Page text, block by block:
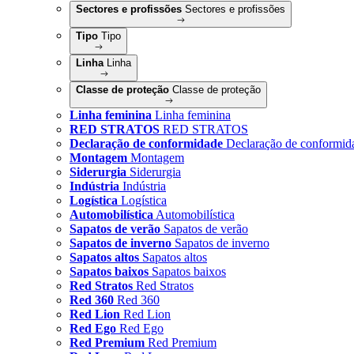
Sectores e profissões Sectores e profissões
Tipo Tipo
Linha Linha
Classe de proteção Classe de proteção
Linha feminina Linha feminina
RED STRATOS RED STRATOS
Declaração de conformidade Declaração de
Montagem Montagem
Siderurgia Siderurgia
Indústria Indústria
Logística Logística
Automobilística Automobilística
Sapatos de verão Sapatos de verão
Sapatos de inverno Sapatos de inverno
Sapatos altos Sapatos altos
Sapatos baixos Sapatos baixos
Red Stratos Red Stratos
Red 360 Red 360
Red Lion Red Lion
Red Ego Red Ego
Red Premium Red Premium